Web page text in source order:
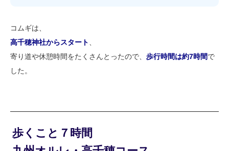
コムギは、
高千穂神社からスタート
寄り道や休憩時間をたくさんとったので、 歩行時間は約7時間で
した。
歩くこと７時間